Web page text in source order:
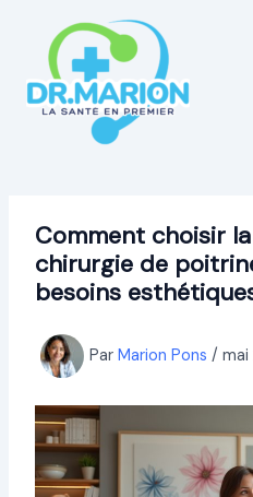
contenu
Comment choisir
chirurgie de
besoins
Par Marion Pons / mai